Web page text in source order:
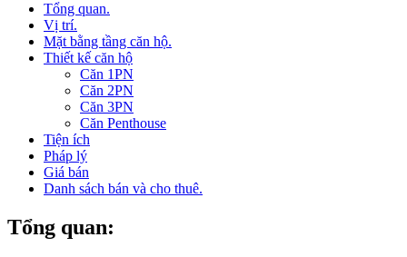
Tổng quan.
Vị trí.
Mặt bằng tầng căn hộ.
Thiết kế căn hộ
Căn 1PN
Căn 2PN
Căn 3PN
Căn Penthouse
Tiện ích
Pháp lý
Giá bán
Danh sách bán và cho thuê.
Tổng quan: